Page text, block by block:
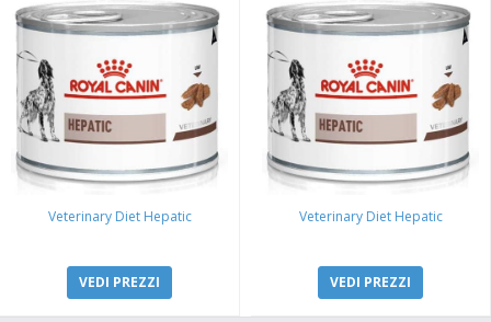
Veterinary Diet Hepatic
VEDI PREZZI
Veterinary Diet Hepatic
VEDI PREZZI